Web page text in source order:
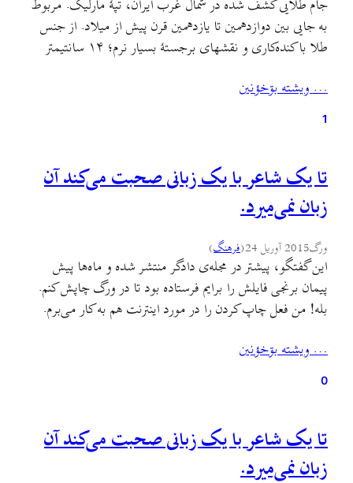
جام طلایی کشف شده در شمال غرب ایران، تپهٔ مارلیک. مربوط
به جایی بین دوازدهمین تا یازدهمین قرن پیش از میلاد. از جنس
طلا با کنده‌کاری و نقشهای برجستهٔ بسیار نرم؛ ۱۴ سانتیمتر
باستان، گالری 102a، موزهٔ هنر کلیولند (Cleveland art)…
… ويشته بۊخؤنين
1
تا یک شاعر با یک زبانی صحبت می‌کند آن
زبان نمی‌میرد.
ورگ2015 آوریل 24 (فرهنگ)
این گفتگو، پیشتر در مجله‌ی دادگر منتشر شده و ماه‌ها پیش
پیمان برنجی فایلش را برایم فرستاده بود تا در ورگ چاپش کنم.
بله! من فعل چاپ کردن را در مورد اینترنت هم به کار می‌برم.
اعمال کردم و به علاوه‌ی متن کوتاهی در پایان…
… ويشته بۊخؤنين
0
تا یک شاعر با یک زبانی صحبت می‌کند آن
زبان نمی‌میرد.